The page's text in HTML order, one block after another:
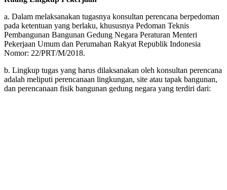
a. Dalam melaksanakan tugasnya konsultan perencana berpedoman
pada ketentuan yang berlaku, khususnya Pedoman Teknis
Pembangunan Bangunan Gedung Negara Peraturan Menteri
Pekerjaan Umum dan Perumahan Rakyat Republik Indonesia
Nomor: 22/PRT/M/2018.
b. Lingkup tugas yang harus dilaksanakan oleh konsultan perencana
adalah meliputi perencanaan lingkungan, site atau tapak bangunan,
dan perencanaan fisik bangunan gedung negara yang terdiri dari: